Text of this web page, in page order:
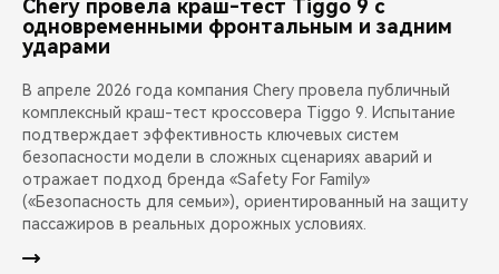
Chery провела краш-тест Tiggo 9 с
одновременными фронтальным и задним
ударами
В апреле 2026 года компания Chery провела публичный
комплексный краш-тест кроссовера Tiggo 9. Испытание
подтверждает эффективность ключевых систем
безопасности модели в сложных сценариях аварий и
отражает подход бренда «Safety For Family»
(«Безопасность для семьи»), ориентированный на защиту
пассажиров в реальных дорожных условиях.